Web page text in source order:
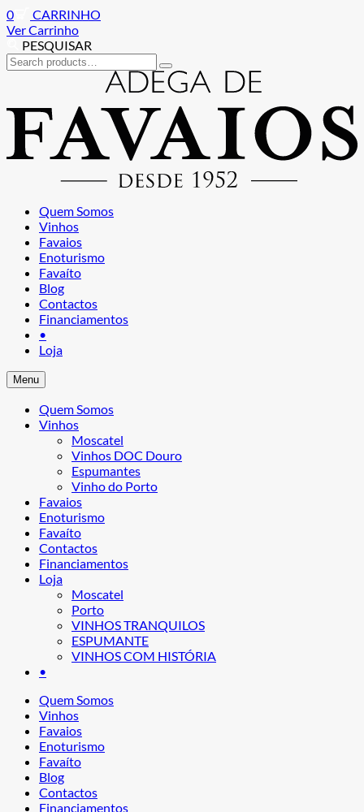
0
CARRINHO
Ver Carrinho
PESQUISAR
Search
for:
a
navegação
o
conteúdo
Quem Somos
Vinhos
Favaios
Enoturismo
Favaíto
Blog
Contactos
Financiamentos
•
Loja
Menu
Quem Somos
Vinhos
Moscatel
Vinhos DOC Douro
Espumantes
Vinho do Porto
Favaios
Enoturismo
Favaíto
Contactos
Financiamentos
Loja
Moscatel
Porto
VINHOS TRANQUILOS
ESPUMANTE
VINHOS COM HISTÓRIA
•
Quem Somos
Vinhos
Favaios
Enoturismo
Favaíto
Blog
Contactos
Financiamentos